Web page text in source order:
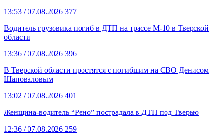
13:53 / 07.08.2026 377
Водитель грузовика погиб в ДТП на трассе М-10 в Тверской
области
13:36 / 07.08.2026 396
В Тверской области простятся с погибшим на СВО Денисом
Шаповаловым
13:02 / 07.08.2026 401
Женщина-водитель “Рено” пострадала в ДТП под Тверью
12:36 / 07.08.2026 259